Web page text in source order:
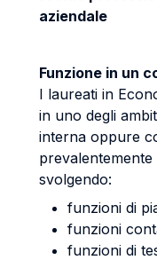
aziendale
Funzione in un
I laureati in
in uno degli
interna oppure
svolgendo:
funzioni di
funzioni
funzioni di